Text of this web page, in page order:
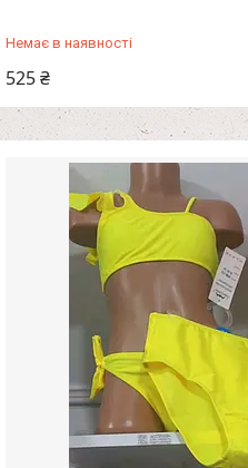
Немає в наявності
525 ₴